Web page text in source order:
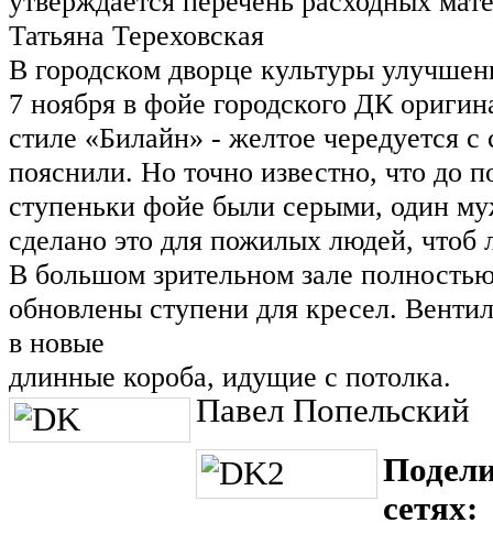
Татьяна Тереховская
В городском дворце культуры
7 ноября в фойе городского ДК
стиле «Билайн» - желтое чередуется
пояснили. Но точно известно, что до
ступеньки фойе были серыми, один
сделано это для пожилых людей, чтоб
В большом зрительном зале
обновлены ступени для кресел.
в новые
длинные короба, идущие с потолка.
Павел Попельский
сетях: